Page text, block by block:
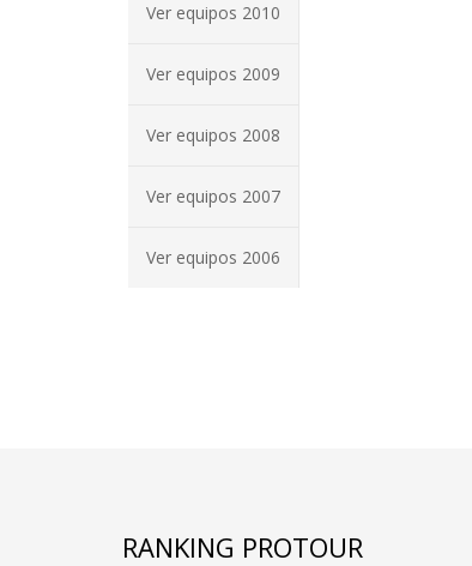
Ver equipos 2010
Ver equipos 2009
Ver equipos 2008
Ver equipos 2007
Ver equipos 2006
RANKING PROTOUR